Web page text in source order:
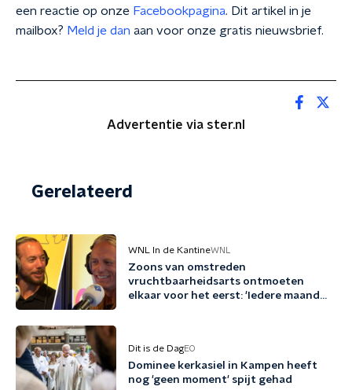
een reactie op onze Facebookpagina. Dit artikel in je
mailbox? Meld je dan aan voor onze gratis nieuwsbrief.
Advertentie via ster.nl
Gerelateerd
WNL In de KantineWNL
Zoons van omstreden
vruchtbaarheidsarts ontmoeten
elkaar voor het eerst: 'Iedere maand
Dit is de DagEO
Dominee kerkasiel in Kampen heeft
nog 'geen moment' spijt gehad